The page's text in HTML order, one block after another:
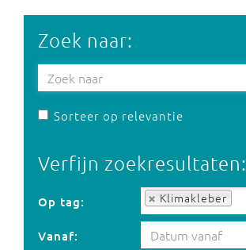
Zoek naar:
Sorteer op relevantie
Verfijn zoekresultaten:
Op tag: Klimakleber
Op tag:
Vanaf: